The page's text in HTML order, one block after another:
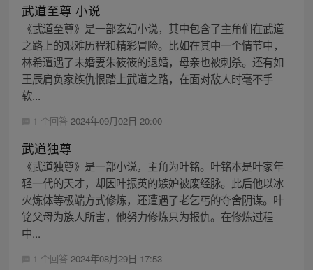
武道至尊 小说
《武道至尊》是一部玄幻小说，其中包含了主角们在武道
之路上的艰难历程和精彩冒险。比如在其中一个情节中，
林希遭遇了未婚妻朱筱筱的退婚，母亲也被刺杀。还有如
王辰肩负家族仇恨踏上武道之路，在面对敌人时毫不手
软...
1 个回答 2024年09月02日 20:00
武道独尊
《武道独尊》是一部小说，主角为叶铭。叶铭本是叶家年
轻一代的天才，却因叶振英的嫉妒被废经脉。此后他以冰
火炼体等极端方式修炼，还遭遇了老乞丐的夺舍阴谋。叶
铭父母为族人所害，他努力修炼只为报仇。在修炼过程
中...
1 个回答 2024年08月29日 17:53